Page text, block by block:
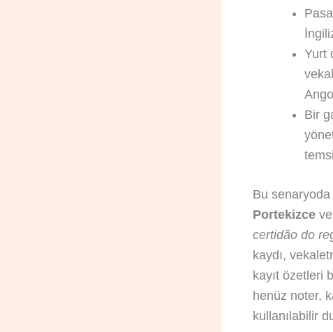
Yurt
Bir
Bu
Portekizce ve
certidão do
kaydı,
kayıt özetleri
henüz noter,
kullanılabilir